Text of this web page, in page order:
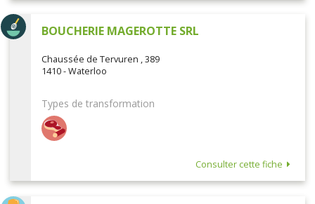
BOUCHERIE MAGEROTTE SRL
Chaussée de Tervuren , 389
1410 - Waterloo
Types de transformation
Consulter cette fiche